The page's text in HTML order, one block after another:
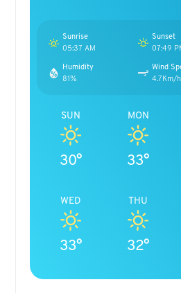
Sunrise
05:37 AM
Sunset
07:49
Humidity
81%
Wind
4.7Km/h
SUN
30°
MON
33°
WED
33°
THU
32°